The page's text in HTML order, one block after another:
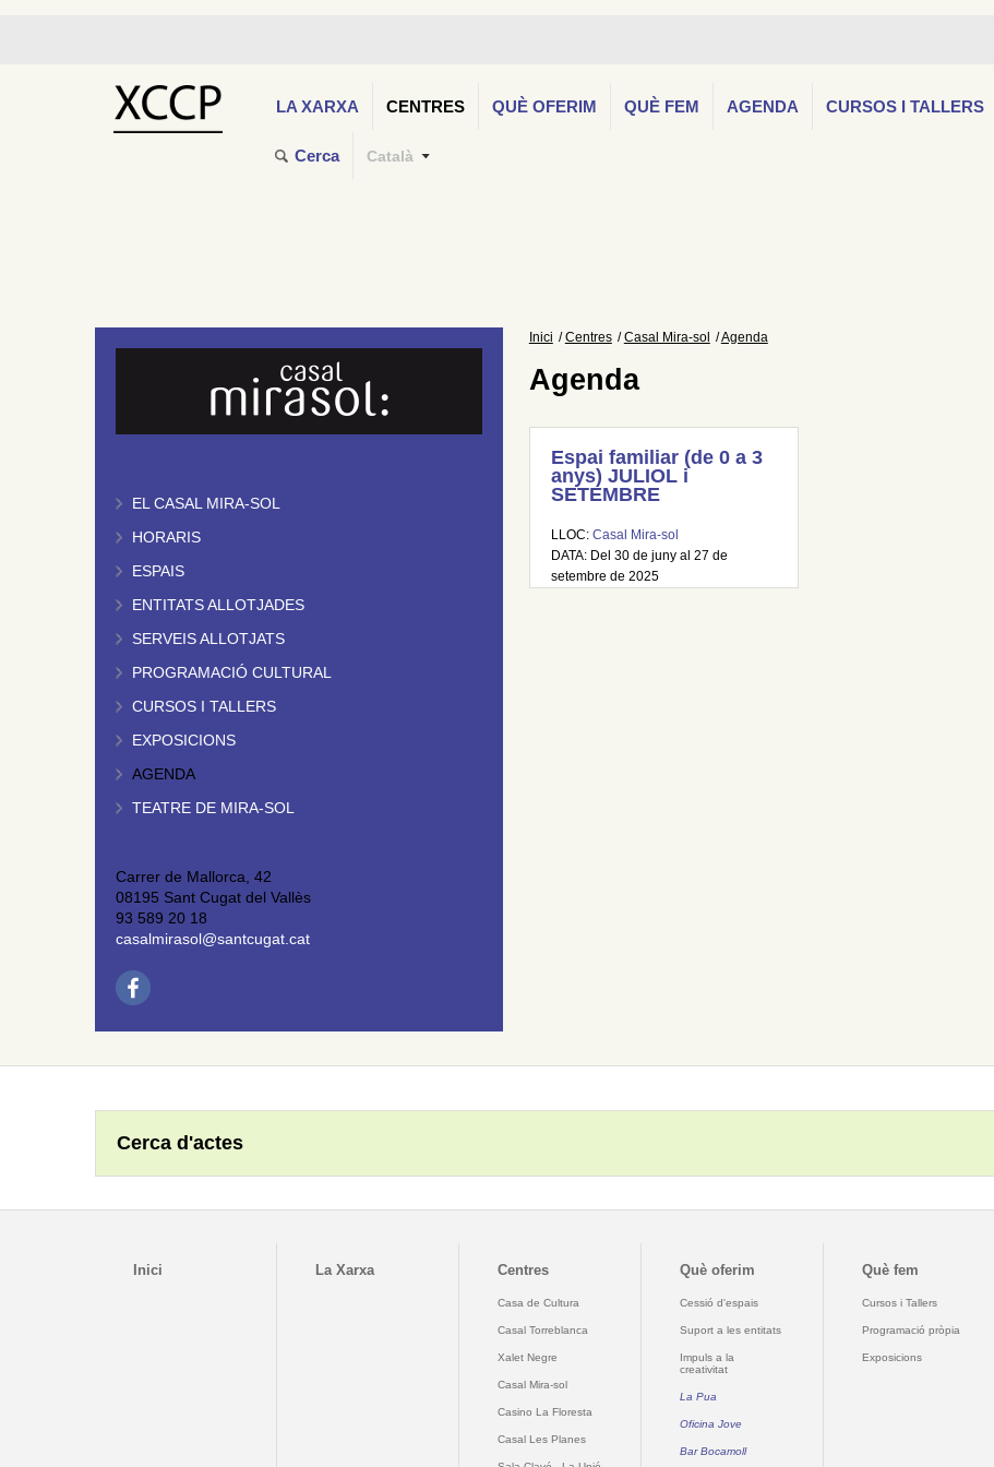
LA XARXA CENTRES QUÈ OFERIM QUÈ FEM AGENDA CURSOS I TALLERS
Cerca Català
EL CASAL MIRA-SOL
HORARIS
ESPAIS
ENTITATS ALLOTJADES
SERVEIS ALLOTJATS
PROGRAMACIÓ CULTURAL
CURSOS I TALLERS
EXPOSICIONS
AGENDA
TEATRE DE MIRA-SOL
Carrer de Mallorca, 42
08195 Sant Cugat del Vallès
93 589 20 18
casalmirasol@santcugat.cat
Inici Centres Casal Mira-sol Agenda
Agenda
Espai familiar (de 0 a 3
anys) JULIOL i
SETEMBRE
LLOC: Casal Mira-sol
DATA: Del 30 de juny al 27 de
setembre de 2025
Cerca d'actes
Inici La Xarxa Centres
Casa de Cultura
Casal Torreblanca
Xalet Negre
Casal Mira-sol
Casino La Floresta
Casal Les Planes
Què oferim
Cessió d'espais
Suport a les entitats
Impuls a la
creativitat
La Pua
Oficina Jove
Bar Bocamoll
Què fem
Cursos i Tallers
Programació pròpia
Exposicions